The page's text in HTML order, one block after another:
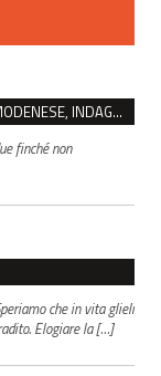
BULLISMO SU STUDENTE CON DISABILITÀ NEL MODENESE, INDAGATI DUE RAGAZZI DI 16 ANNI
finché non
che in vita glieli
Elogiare la […]